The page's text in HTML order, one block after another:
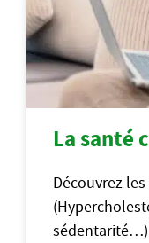
La santé
Découvrez
sédentarité…)